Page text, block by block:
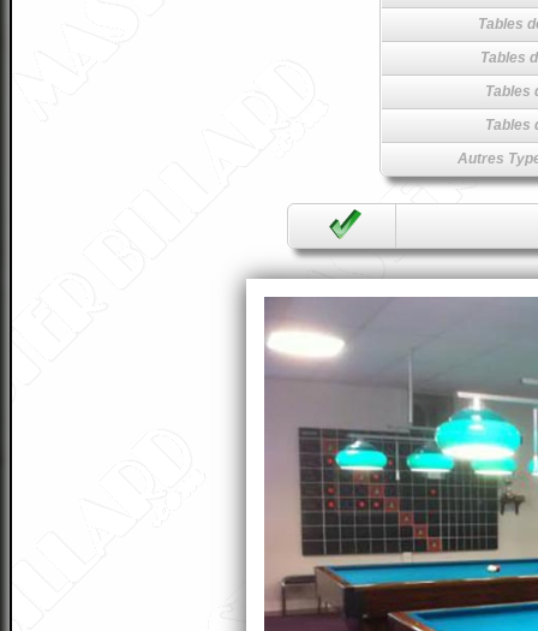
Tables
Tables
Tables
Tables
Autres